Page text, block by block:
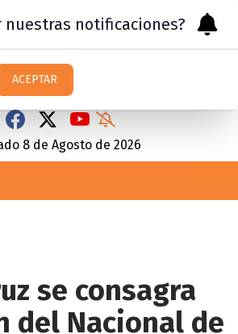
8 de Agosto de 2026
se consagra
del Nacional de
nuestras notificaciones?
ACEPTAR